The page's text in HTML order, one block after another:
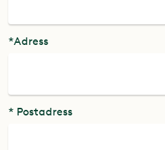
*Adress
* Postadress